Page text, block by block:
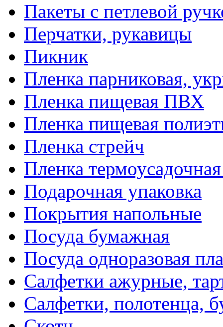
Пакеты с петлевой
Перчатки, рукавицы
Пикник
Пленка парниковая,
Пленка пищевая ПВХ
Пленка пищевая
Пленка стрейч
Пленка
Подарочная упаковка
Покрытия напольные
Посуда бумажная
Посуда одноразовая
Салфетки ажурные,
Салфетки, полотенца,